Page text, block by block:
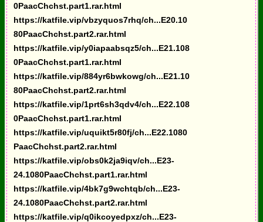
0PaacChchst.part1.rar.html
https://katfile.vip/vbzyquos7rhq/ch...E20.10
80PaacChchst.part2.rar.html
https://katfile.vip/y0iapaabsqz5/ch...E21.108
0PaacChchst.part1.rar.html
https://katfile.vip/884yr6bwkowg/ch...E21.10
80PaacChchst.part2.rar.html
https://katfile.vip/1prt6sh3qdv4/ch...E22.108
0PaacChchst.part1.rar.html
https://katfile.vip/uquikt5r80fj/ch...E22.1080
PaacChchst.part2.rar.html
https://katfile.vip/obs0k2ja9iqv/ch...E23-
24.1080PaacChchst.part1.rar.html
https://katfile.vip/4bk7g9wchtqb/ch...E23-
24.1080PaacChchst.part2.rar.html
https://katfile.vip/q0ikcoyedpxz/ch...E23-